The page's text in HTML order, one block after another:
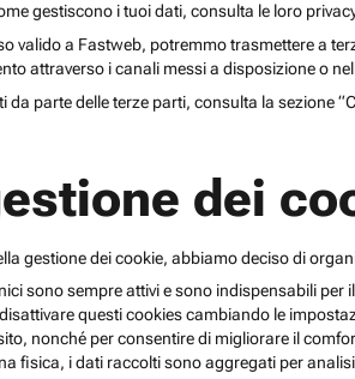
gestiscono i tuoi dati, consulta le loro
valido a Fastweb, potremmo trasmettere a
attraverso i canali messi a disposizione o
parte delle terze parti, consulta la sezione
dei
gestione dei cookie, abbiamo deciso di
sono sempre attivi e sono indispensabili
questi cookies cambiando le
nonché per consentire di migliorare il
fisica, i dati raccolti sono aggregati per